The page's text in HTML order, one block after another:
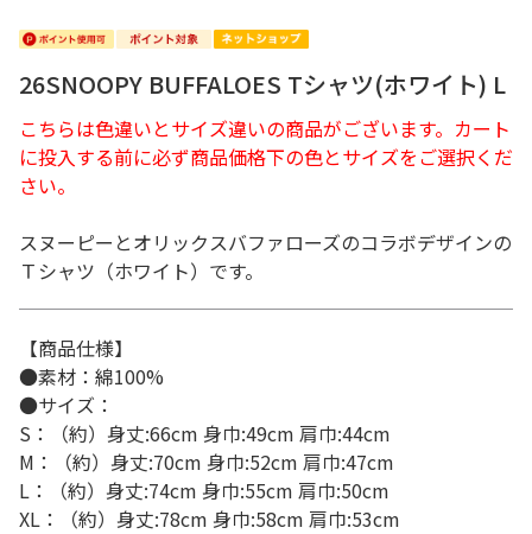
26SNOOPY BUFFALOES Tシャツ(ホワイト) L
こちらは色違いとサイズ違いの商品がございます。カート
に投入する前に必ず商品価格下の色とサイズをご選択くだ
さい。
スヌーピーとオリックスバファローズのコラボデザインの
Ｔシャツ（ホワイト）です。
【商品仕様】
●素材：綿100%
●サイズ：
S：（約）身丈:66cm 身巾:49cm 肩巾:44cm
M：（約）身丈:70cm 身巾:52cm 肩巾:47cm
L：（約）身丈:74cm 身巾:55cm 肩巾:50cm
XL：（約）身丈:78cm 身巾:58cm 肩巾:53cm